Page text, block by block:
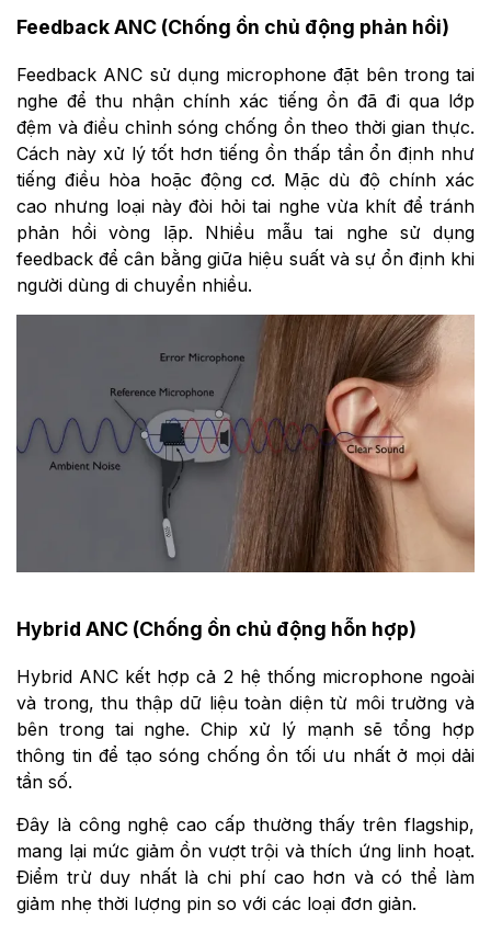
Feedback ANC (Chống ồn chủ động phản hồi)
Feedback ANC sử dụng microphone đặt bên trong tai
nghe để thu nhận chính xác tiếng ồn đã đi qua lớp
đệm và điều chỉnh sóng chống ồn theo thời gian thực.
Cách này xử lý tốt hơn tiếng ồn thấp tần ổn định như
tiếng điều hòa hoặc động cơ. Mặc dù độ chính xác
cao nhưng loại này đòi hỏi tai nghe vừa khít để tránh
phản hồi vòng lặp. Nhiều mẫu tai nghe sử dụng
feedback để cân bằng giữa hiệu suất và sự ổn định khi
người dùng di chuyển nhiều.
Hybrid ANC (Chống ồn chủ động hỗn hợp)
Hybrid ANC kết hợp cả 2 hệ thống microphone ngoài
và trong, thu thập dữ liệu toàn diện từ môi trường và
bên trong tai nghe. Chip xử lý mạnh sẽ tổng hợp
thông tin để tạo sóng chống ồn tối ưu nhất ở mọi dải
tần số.
Đây là công nghệ cao cấp thường thấy trên flagship,
mang lại mức giảm ồn vượt trội và thích ứng linh hoạt.
Điểm trừ duy nhất là chi phí cao hơn và có thể làm
giảm nhẹ thời lượng pin so với các loại đơn giản.